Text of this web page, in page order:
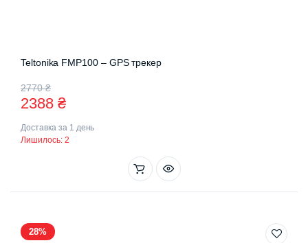
Teltonika FMP100 – GPS трекер
2770₴
Оригінальна
ціна:
2770 ₴.
2388 ₴
Поточна
ціна:
2388 ₴.
Доставка за 1 день
Лишилось: 2
28%